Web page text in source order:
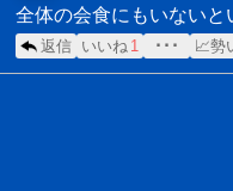
全体の会食にもいないと
返信 いいね 1 ･･･ 📈勢